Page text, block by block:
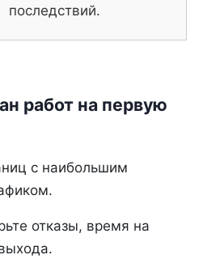
последствий.
работ на первую
с наибольшим
отказы, время на